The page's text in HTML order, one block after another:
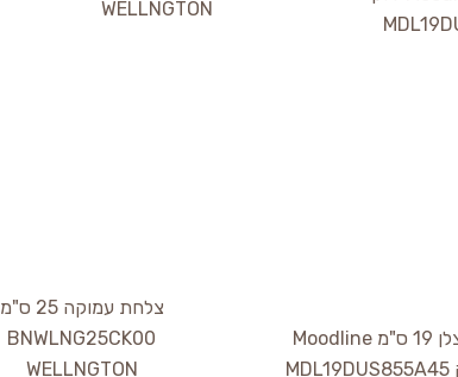
צלחת פורצלן 19 ס"מ Moodline
צלחת עמוקה 25 ס"מ
BNWLNG25CK00
WELLNGTON